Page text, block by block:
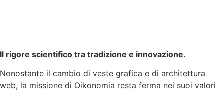
Il rigore scientifico tra tradizione e innovazione.
Nonostante il cambio di veste grafica e di architettura
web, la missione di Oikonomia resta ferma nei suoi valori